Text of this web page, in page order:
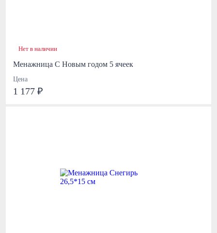
Нет в наличии
Менажница С Новым годом 5 ячеек
Цена
1 177 ₽